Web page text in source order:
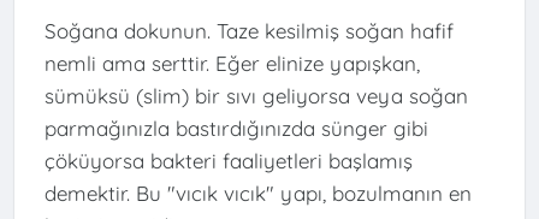
Soğana dokunun. Taze kesilmiş soğan hafif
nemli ama serttir. Eğer elinize yapışkan,
sümüksü (slim) bir sıvı geliyorsa veya soğan
parmağınızla bastırdığınızda sünger gibi
çöküyorsa bakteri faaliyetleri başlamış
demektir. Bu "vıcık vıcık" yapı, bozulmanın en